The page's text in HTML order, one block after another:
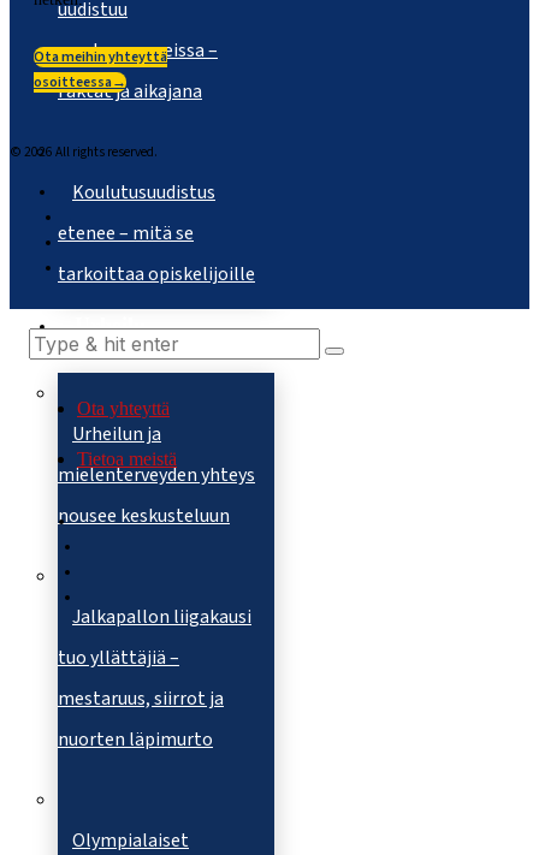
uudistuu
suurkaupungeissa –
Faktat ja aikajana
Koulutusuudistus
etenee – mitä se
tarkoittaa opiskelijoille
Urheilu
Urheilun ja
mielenterveyden yhteys
nousee keskusteluun
Jalkapallon liigakausi
tuo yllättäjiä –
mestaruus, siirrot ja
nuorten läpimurto
Olympialaiset
Ota meihin yhteyttä
osoitteessa→
© 2026 All rights reserved.
Ota yhteyttä
Tietoa meistä